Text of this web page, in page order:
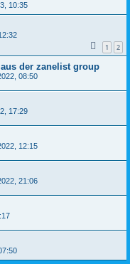
10:35
1 2
der zanelist group
08:50
17:29
12:15
21:06